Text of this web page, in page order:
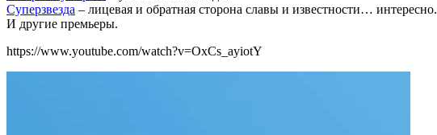
Суперзвезда – лицевая и обратная сторона славы и известности… интересно.
И другие премьеры.
https://www.youtube.com/watch?v=OxCs_ayiotY